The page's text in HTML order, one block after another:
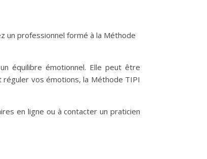
un professionnel formé à la Méthode
équilibre émotionnel. Elle peut être
vos émotions, la Méthode TIPI
en ligne ou à contacter un praticien